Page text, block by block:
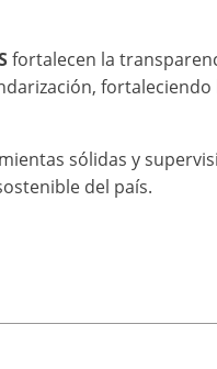
fortalecen la
sólidas y
del país.